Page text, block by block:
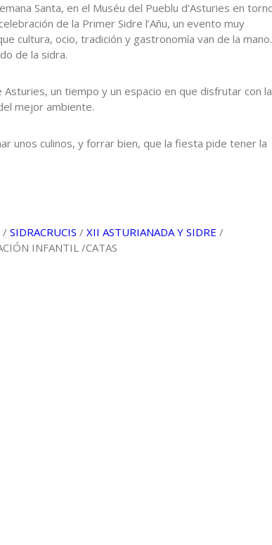
Santa, en el Muséu del Pueblu d’Asturies en
de la Primer Sidre l’Añu, un evento muy
cultura, ocio, tradición y gastronomía van de la mano.
de la sidra.
Asturies, un tiempo y un espacio en que disfrutar con la
mejor ambiente.
unos culinos, y forrar bien, que la fiesta pide tener la
/ SIDRACRUCIS / XII ASTURIANADA Y SIDRE /
INFANTIL /CATAS